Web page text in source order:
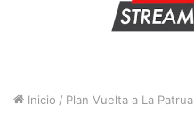
Inicio / Plan Vuelta a La Patrua